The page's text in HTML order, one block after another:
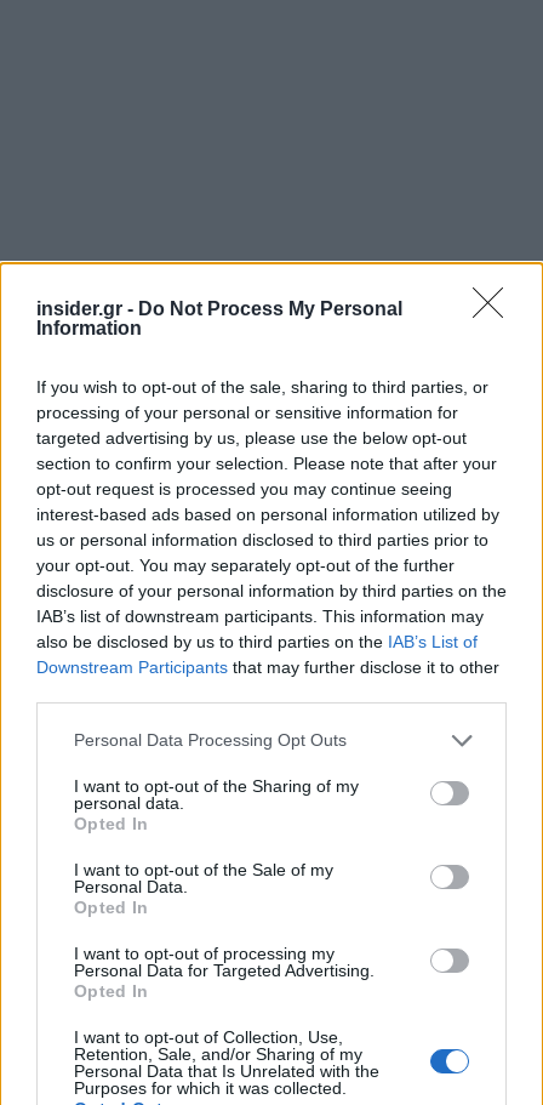
insider.gr - Do Not Process My Personal
Information
If you wish to opt-out of the sale, sharing to third parties, or
processing of your personal or sensitive information for
targeted advertising by us, please use the below opt-out
section to confirm your selection. Please note that after your
opt-out request is processed you may continue seeing
interest-based ads based on personal information utilized by
us or personal information disclosed to third parties prior to
your opt-out. You may separately opt-out of the further
disclosure of your personal information by third parties on the
IAB’s list of downstream participants. This information may
also be disclosed by us to third parties on the IAB’s List of
Downstream Participants that may further disclose it to other
Please note that this website/app uses one or more Google
not limited to your visit or usage behaviour. You may click to
grant or deny consent to Google and its third-party tags to
use your data for below specified purposes in below Google
consent section.
Personal Data Processing Opt Outs
I want to opt-out of the Sharing of my
personal data.
Opted In
I want to opt-out of the Sale of my
Personal Data.
Opted In
I want to opt-out of processing my
Personal Data for Targeted Advertising.
Opted In
I want to opt-out of Collection, Use,
Retention, Sale, and/or Sharing of my
Personal Data that Is Unrelated with the
Purposes for which it was collected.
Εάν κάποιο μέλος του προσωπικού ανταποκριθεί,
οι δράστες συνήθως περνούν στο επόμενο
στάδιο. Για να ενισχύσουν την αξιοπιστία τους,
αποστέλλουν πλαστά έγγραφα προς
συμπλήρωση και υπογραφή, στα οποία
περιλαμβάνονται φόρμες εγγραφής
εμπιστευτικότητας.